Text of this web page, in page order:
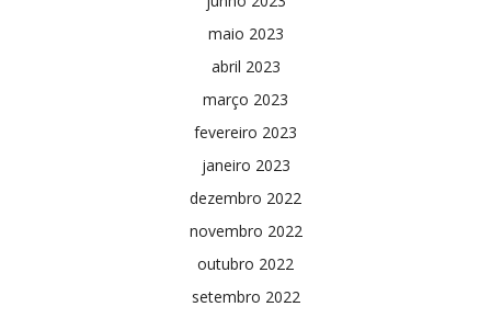
maio 2023
abril 2023
março 2023
fevereiro 2023
janeiro 2023
dezembro 2022
novembro 2022
outubro 2022
setembro 2022